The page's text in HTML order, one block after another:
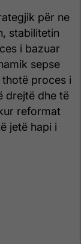
për ne
stabilitetin
i bazuar
sepse
proces i
drejtë dhe të
reformat
jetë hapi i